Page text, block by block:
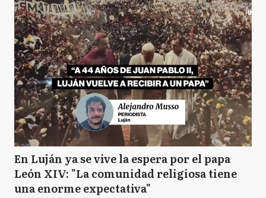
En Luján ya se vive la espera por el papa
León XIV: "La comunidad religiosa tiene
una enorme expectativa"